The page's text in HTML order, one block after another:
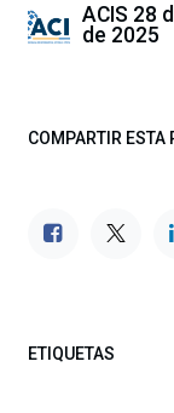
ACIS 28
de 2025
COMPARTIR ESTA
ETIQUETAS